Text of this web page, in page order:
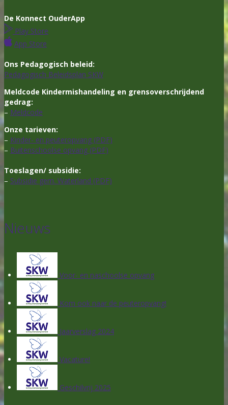
De Konnect OuderApp
Play Store
App Store
Ons Pedagogisch beleid:
Pedagogisch Beleidsplan SKW
Meldcode Kindermishandeling en grensoverschrijdend
gedrag:
– Meldcode
Onze tarieven:
– Kinder- en peuteropvang (PDF)
– Buitenschoolse opvang (PDF)
Toeslagen/ subsidie:
– Subsidie gem. Waterland (PDF)
Nieuws
Voor- en naschoolse opvang
Kom ook naar de peuteropvang!
Jaarverslag 2024
Vacature!
Geschilvrij 2025